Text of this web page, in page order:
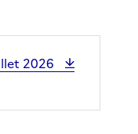
2026